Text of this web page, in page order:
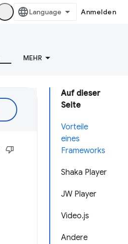
Anmelden
MEHR
Auf dieser
Seite
Vorteile
eines
Frameworks
Shaka Player
JW Player
Video.js
Andere